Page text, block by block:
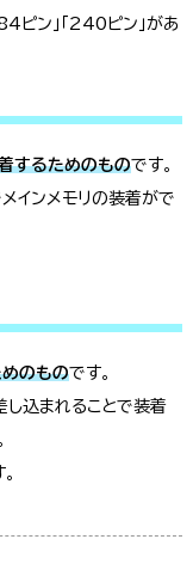
ピン」「240ピン」があ
するためのものです。
インメモリの装着がで
のものです。
し込まれることで装着